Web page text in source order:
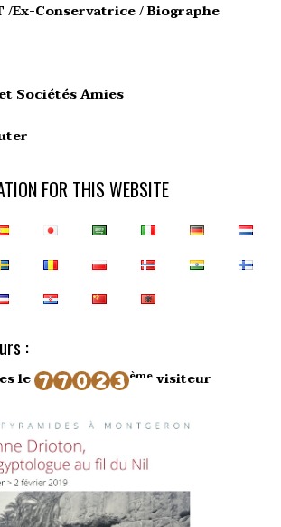
/Ex-Conservatrice / Biographe
Sociétés Amies
FOR THIS WEBSITE
:
le èmevisiteur